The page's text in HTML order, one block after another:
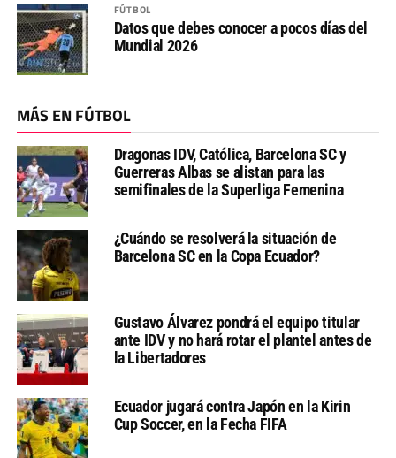
FÚTBOL
Datos que debes conocer a pocos días del
Mundial 2026
MÁS EN FÚTBOL
Dragonas IDV, Católica, Barcelona SC y
Guerreras Albas se alistan para las
semifinales de la Superliga Femenina
¿Cuándo se resolverá la situación de
Barcelona SC en la Copa Ecuador?
Gustavo Álvarez pondrá el equipo titular
ante IDV y no hará rotar el plantel antes de
la Libertadores
Ecuador jugará contra Japón en la Kirin
Cup Soccer, en la Fecha FIFA